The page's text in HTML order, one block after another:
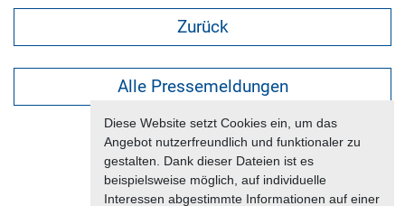
Diese Website setzt Cookies ein, um das
Angebot nutzerfreundlich und funktionaler zu
gestalten. Dank dieser Dateien ist es
beispielsweise möglich, auf individuelle
Interessen abgestimmte Informationen auf einer
Zurück
Alle Pressemeldungen